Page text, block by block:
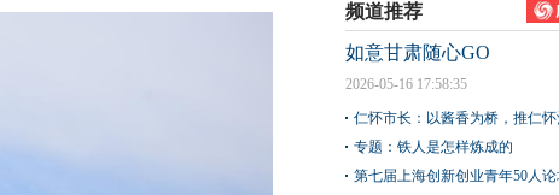
频道推荐
如意甘肃随心GO
2026-05-16 17:58:35
仁怀市长：以酱香为桥，推仁
专题：铁人是怎样炼成的
第七届上海创新创业青年50人